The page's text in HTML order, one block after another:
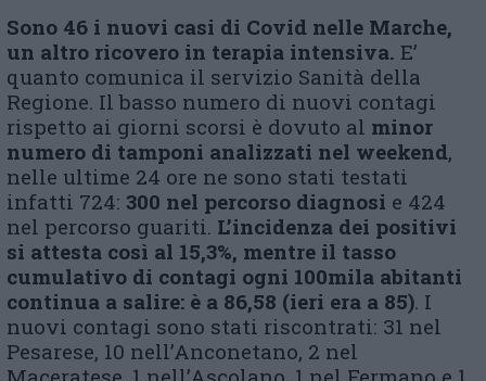
Sono 46 i nuovi casi di Covid nelle Marche,
un altro ricovero in terapia intensiva. E’
quanto comunica il servizio Sanità della
Regione. Il basso numero di nuovi contagi
rispetto ai giorni scorsi è dovuto al minor
numero di tamponi analizzati nel weekend,
nelle ultime 24 ore ne sono stati testati
infatti 724: 300 nel percorso diagnosi e 424
nel percorso guariti. L’incidenza dei positivi
si attesta così al 15,3%, mentre il tasso
cumulativo di contagi ogni 100mila abitanti
continua a salire: è a 86,58 (ieri era a 85). I
nuovi contagi sono stati riscontrati: 31 nel
Pesarese, 10 nell’Anconetano, 2 nel